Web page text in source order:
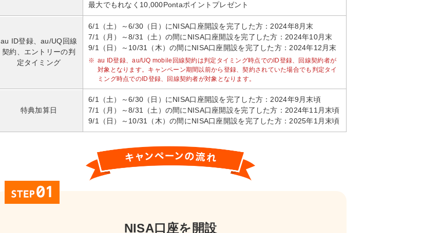
最大でもれなく10,000Pontaポイントプレゼント
au ID登録、au/UQ回線
契約、エントリーの判
定タイミング
6/1（土）～6/30（日）にNISA口座開設を完了した方：2024年8月末
7/1（月）～8/31（土）の間にNISA口座開設を完了した方：2024年10月末
9/1（日）～10/31（木）の間にNISA口座開設を完了した方：2024年12月末
※ au ID登録、au/UQ mobile回線契約は判定タイミング時点でのID登録、回線契約者が
対象となります。キャンペーン期間以前から登録、契約されていた場合でも判定タイ
ミング時点でのID登録、回線契約者が対象となります。
特典加算日
6/1（土）～6/30（日）にNISA口座開設を完了した方：2024年9月末頃
7/1（月）～8/31（土）の間にNISA口座開設を完了した方：2024年11月末頃
9/1（日）～10/31（木）の間にNISA口座開設を完了した方：2025年1月末頃
NISA口座を開設